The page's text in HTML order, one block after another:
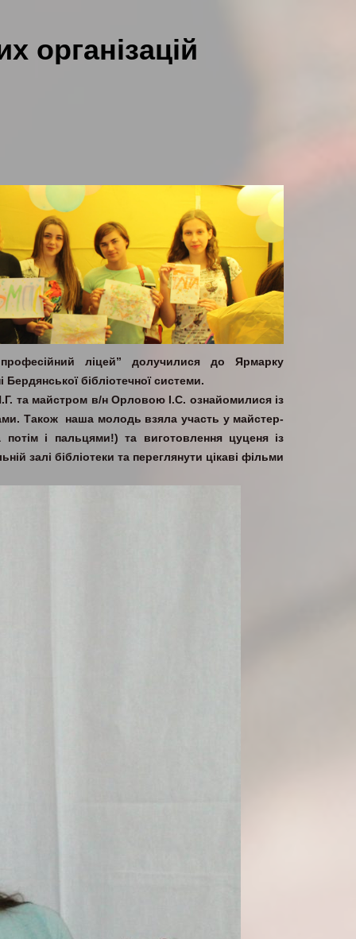
організацій
ліцей” долучилися до Ярмарку
бібліотечної системи.
та майстром в/н Орловою І.С. ознайомилися із
Також наша молодь взяла участь у майстер-
і пальцями!) та виготовлення цуценя із
залі бібліотеки та переглянути цікаві фільми